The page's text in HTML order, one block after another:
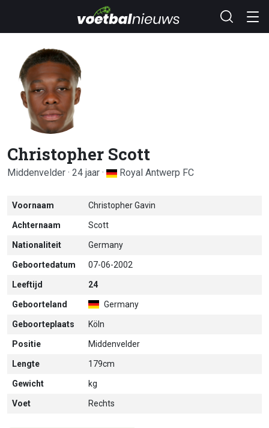
Christopher Scott
Middenvelder · 24 jaar · Royal Antwerp FC
Voornaam Christopher Gavin
Achternaam Scott
Nationaliteit Germany
Geboortedatum 07-06-2002
Leeftijd 24
Geboorteland Germany
Geboorteplaats Köln
Positie Middenvelder
Lengte 179cm
Gewicht kg
Voet Rechts